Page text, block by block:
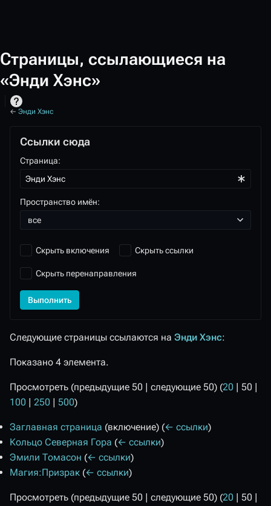
Страницы, ссылающиеся на
«Энди Хэнс»
← Энди Хэнс
Ссылки сюда
Страница:
Пространство имён:
все
Скрыть включения Скрыть ссылки
Скрыть перенаправления
Выполнить
Следующие страницы ссылаются на Энди Хэнс:
Показано 4 элемента.
Просмотреть (предыдущие 50 | следующие 50) (20 | 50 |
100 | 250 | 500)
Заглавная страница (включение) (← ссылки)
Кольцо Северная Гора (← ссылки)
Эмили Томасон (← ссылки)
Магия:Призрак (← ссылки)
Просмотреть (предыдущие 50 | следующие 50) (20 | 50 |